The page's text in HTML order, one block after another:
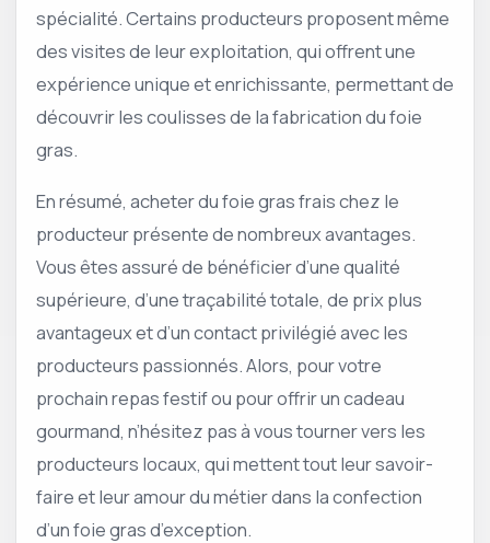
spécialité. Certains producteurs proposent même
des visites de leur exploitation, qui offrent une
expérience unique et enrichissante, permettant de
découvrir les coulisses de la fabrication du foie
gras.
En résumé, acheter du foie gras frais chez le
producteur présente de nombreux avantages.
Vous êtes assuré de bénéficier d’une qualité
supérieure, d’une traçabilité totale, de prix plus
avantageux et d’un contact privilégié avec les
producteurs passionnés. Alors, pour votre
prochain repas festif ou pour offrir un cadeau
gourmand, n’hésitez pas à vous tourner vers les
producteurs locaux, qui mettent tout leur savoir-
faire et leur amour du métier dans la confection
d’un foie gras d’exception.